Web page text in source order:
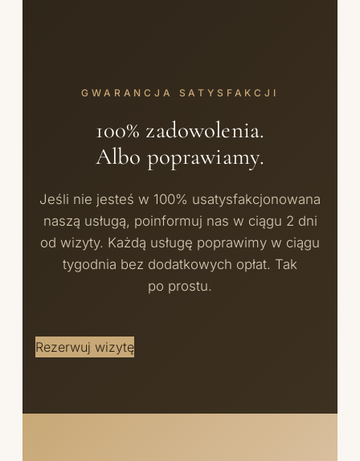
GWARANCJA SATYSFAKCJI
100% zadowolenia.
Albo poprawiamy.
Jeśli nie jesteś w 100% usatysfakcjonowana
naszą usługą, poinformuj nas w ciągu 2 dni
od wizyty. Każdą usługę poprawimy w ciągu
tygodnia bez dodatkowych opłat. Tak
po prostu.
Rezerwuj wizytę